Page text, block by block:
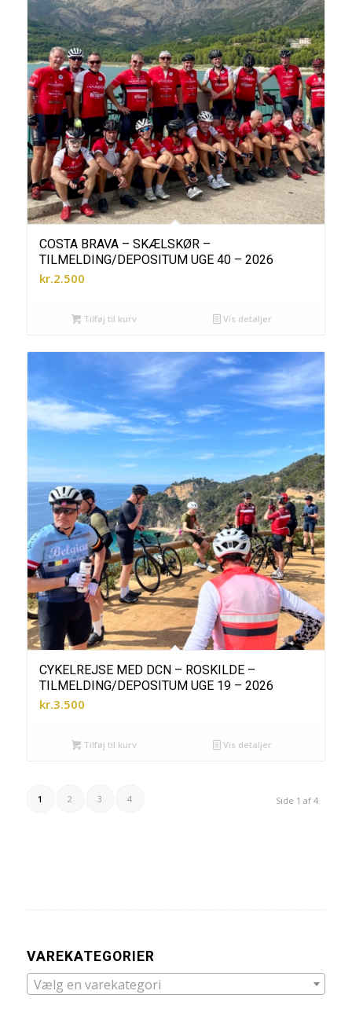
COSTA BRAVA – SKÆLSKØR –
TILMELDING/DEPOSITUM UGE 40 – 2026
kr.2.500
Tilføj til kurv Vis detaljer
CYKELREJSE MED DCN – ROSKILDE –
TILMELDING/DEPOSITUM UGE 19 – 2026
kr.3.500
Tilføj til kurv Vis detaljer
Side 1 af 4
1 2 3 4
VAREKATEGORIER
Vælg en varekategori